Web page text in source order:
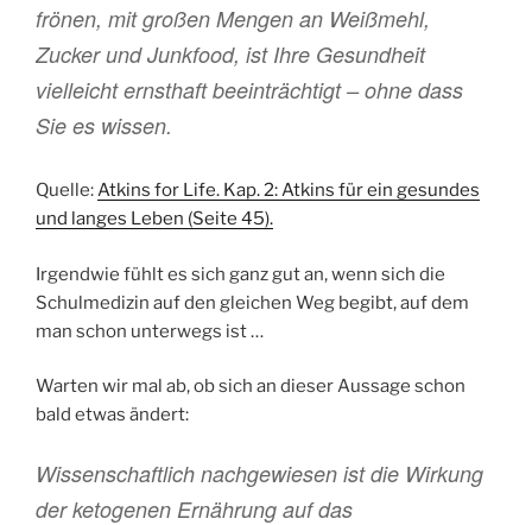
frönen, mit großen Mengen an Weißmehl,
Zucker und Junkfood, ist Ihre Gesundheit
vielleicht ernsthaft beeinträchtigt – ohne dass
Sie es wissen.
Quelle:Atkins for Life. Kap. 2: Atkins für ein gesundes
und langes Leben (Seite 45).
Irgendwie fühlt es sich ganz gut an, wenn sich die
Schulmedizin auf den gleichen Weg begibt, auf dem
man schon unterwegs ist …
Warten wir mal ab, ob sich an dieser Aussage schon
bald etwas ändert:
Wissenschaftlich nachgewiesen ist die Wirkung
der ketogenen Ernährung auf das